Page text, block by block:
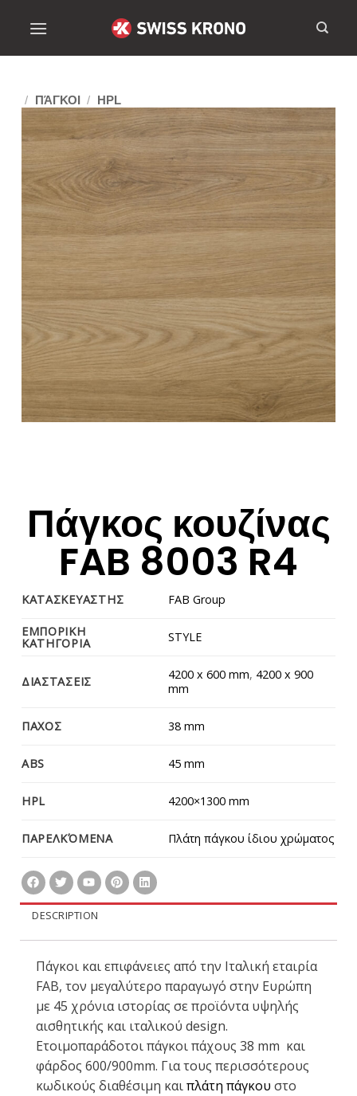
/ ΠΆΓΚΟΙ / HPL
Πάγκος κουζίνας
FAB 8003 R4
ΚΑΤΑΣΚΕΥΑΣΤΗΣ FAB Group
ΕΜΠΟΡΙΚΗ
ΚΑΤΗΓΟΡΙΑ STYLE
ΔΙΑΣΤΑΣΕΙΣ 4200 x 600 mm, 4200 x 900
mm
ΠΑΧΟΣ 38 mm
ABS 45 mm
HPL 4200×1300 mm
ΠΑΡΕΛΚΌΜΕΝΑ Πλάτη πάγκου ίδιου χρώματος
DESCRIPTION
Πάγκοι και επιφάνειες από την Ιταλική εταιρία
FAB, τον μεγαλύτερο παραγωγό στην Ευρώπη
με 45 χρόνια ιστορίας σε προϊόντα υψηλής
αισθητικής και ιταλικoύ design.
Ετοιμοπαράδοτοι πάγκοι πάχους 38 mm και
φάρδος 600/900mm. Για τους περισσότερους
κωδικούς διαθέσιμη καιπλάτη πάγκου στο